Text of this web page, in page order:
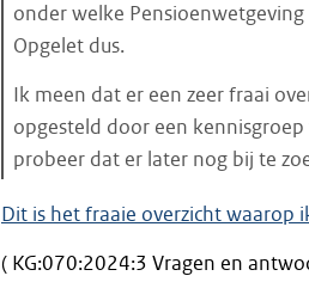
onder welke
Opgelet dus.
Ik meen dat er een zeer fraai
opgesteld door een
probeer dat er later nog bij te
citaat
Dit is het fraaie overzicht waarop
( KG:070:2024:3 Vragen en